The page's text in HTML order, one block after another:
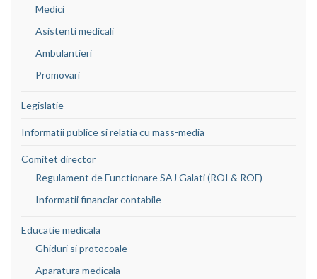
Medici
Asistenti medicali
Ambulantieri
Promovari
Legislatie
Informatii publice si relatia cu mass-media
Comitet director
Regulament de Functionare SAJ Galati (ROI & ROF)
Informatii financiar contabile
Educatie medicala
Ghiduri si protocoale
Aparatura medicala